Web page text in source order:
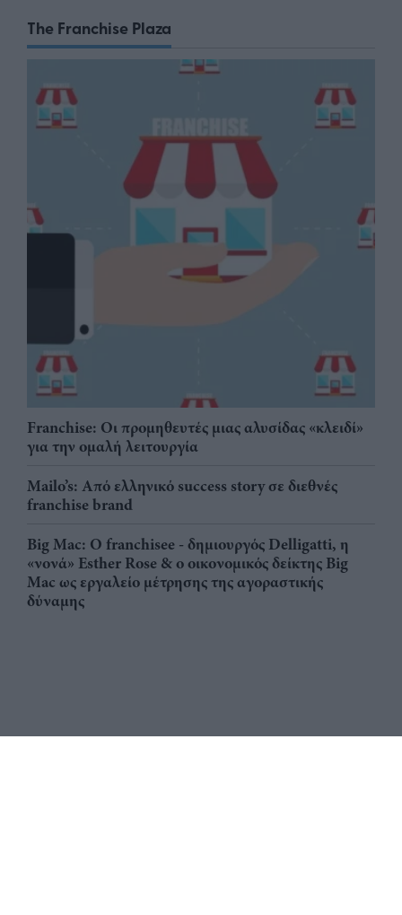
The Franchise Plaza
Franchise: Οι προμηθευτές μιας αλυσίδας «κλειδί»
για την ομαλή λειτουργία
Mailo’s: Από ελληνικό success story σε διεθνές
franchise brand
Big Mac: Ο franchisee - δημιουργός Delligatti, η
«νονά» Esther Rose & ο οικονομικός δείκτης Big
Mac ως εργαλείο μέτρησης της αγοραστικής
δύναμης